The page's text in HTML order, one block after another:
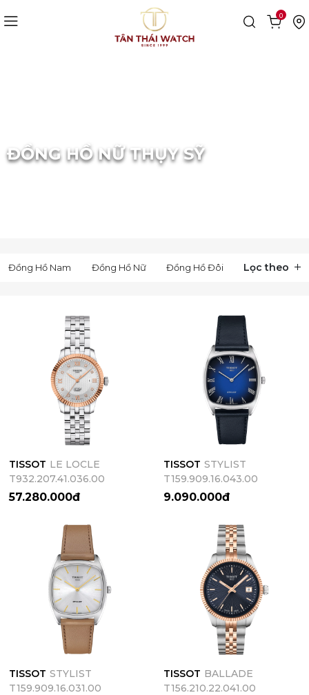
0
ĐỒNG HỒ NỮ THỤY SỸ
Đồng Hồ Nam Đồng Hồ Nữ Đồng Hồ Đôi Lọc theo
TISSOT LE LOCLE
T932.207.41.036.00
57.280.000đ
TISSOT STYLIST
T159.909.16.043.00
9.090.000đ
TISSOT STYLIST
T159.909.16.031.00
TISSOT BALLADE
T156.210.22.041.00